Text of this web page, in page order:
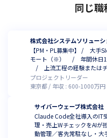
同じ職
株式会社システムソリューシ
【PM・PL募集中】 / 大
モート（※） / 年間休日
/ 上流工程の経験または
れも、2025年11月時点）
プロジェクトリーダー
東京都
年収 : 600-1000万円
サイバーウェーブ株式会社
Claude Code全社導入のIT
理・売上WチェックをAIが
動管理／客先常駐なし・大